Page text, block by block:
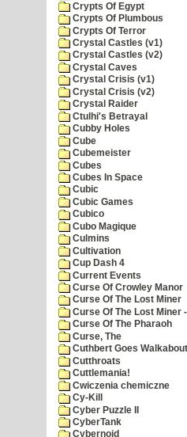
Crypts Of Egypt
Crypts Of Plumbous
Crypts Of Terror
Crystal Castles (v1)
Crystal Castles (v2)
Crystal Caves
Crystal Crisis (v1)
Crystal Crisis (v2)
Crystal Raider
Ctulhi's Betrayal
Cubby Holes
Cube
Cubemeister
Cubes
Cubes In Space
Cubic
Cubic Games
Cubico
Cubo Magique
Culmins
Cultivation
Cup Dash 4
Current Events
Curse Of Crowley Manor
Curse Of The Lost Miner
Curse Of The Lost Miner
Curse Of The Pharaoh
Curse, The
Cuthbert Goes Walkabout
Cutthroats
Cuttlemania!
Cwiczenia chemiczne
Cy-Kill
Cyber Puzzle II
CyberTank
Cybernoid